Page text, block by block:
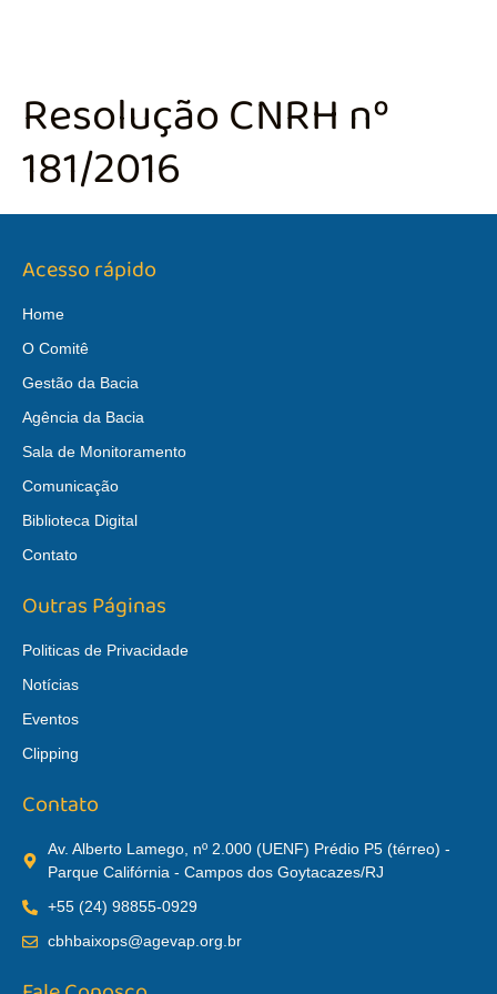
Resolução CNRH nº
181/2016
Acesso rápido
Home
O Comitê
Gestão da Bacia
Agência da Bacia
Sala de Monitoramento
Comunicação
Biblioteca Digital
Contato
Outras Páginas
Politicas de Privacidade
Notícias
Eventos
Clipping
Contato
Av. Alberto Lamego, nº 2.000 (UENF) Prédio P5 (térreo) -
Parque Califórnia - Campos dos Goytacazes/RJ
+55 (24) 98855-0929
cbhbaixops@agevap.org.br